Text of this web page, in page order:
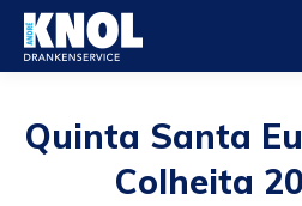
Quinta Santa
Colheita